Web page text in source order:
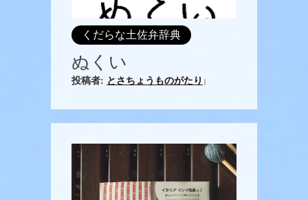
くだらな土佐弁辞典
ぬくい
投稿者: とさちょうものがたり